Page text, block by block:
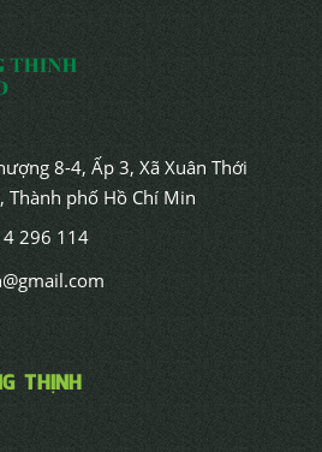
8-4, Ấp 3, Xã Xuân Thới
Thành phố Hồ Chí Min
296 114
THỊNH